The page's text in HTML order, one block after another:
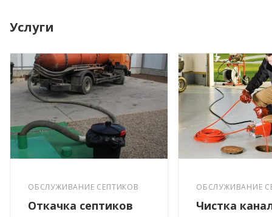
Услуги
ОБСЛУЖИВАНИЕ СЕПТИКОВ
Откачка септиков
ОБСЛУЖИВАНИЕ
Чистка